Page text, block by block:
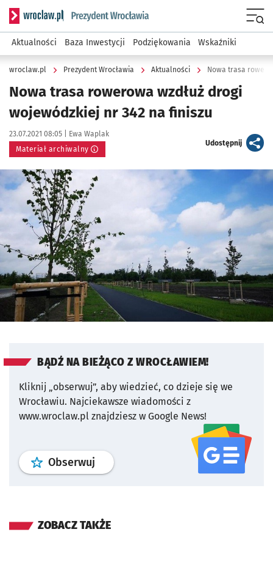
Serwis informacyjny wroclaw.pl podserwis: Prezydent
Aktualności Baza Inwestycji Podziękowania Wskaźniki
wroclaw.pl Prezydent Wrocławia Aktualności Nowa trasa
Nowa trasa rowerowa wzdłuż drogi
wojewódzkiej nr 342 na finiszu
Data publikacji:
23.07.2021 08:05 | Autor:
Ewa Waplak
Materiał archiwalny
Udostępnijartykuł
Kliknij, aby powiększyć
BĄDŹ NA BIEŻĄCO Z WROCŁAWIEM!
Kliknij „obserwuj”, aby wiedzieć, co dzieje się we
Wrocławiu. Najciekawsze wiadomości z
www.wroclaw.pl znajdziesz w Google News!
Obserwuj profil serwisu
ZOBACZ TAKŻE